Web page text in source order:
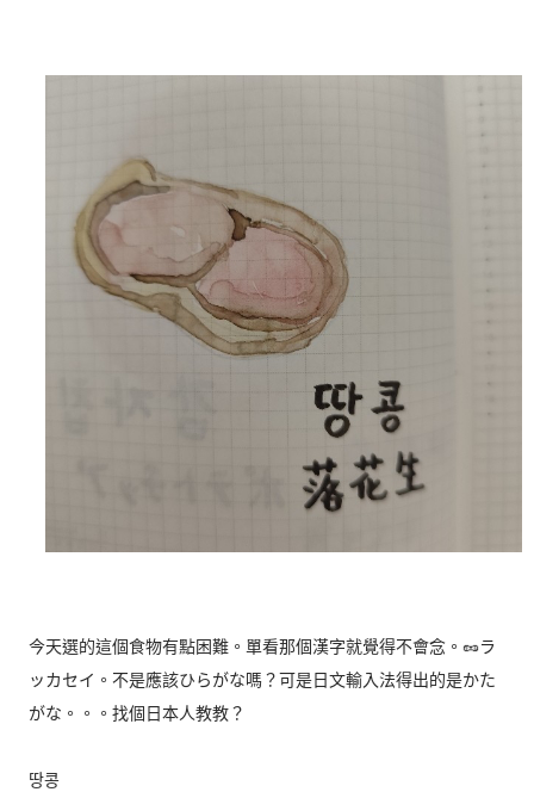
今天選的這個食物有點困難。單看那個漢字就覺得不會念。🥜ラ
ッカセイ。不是應該ひらがな嗎？可是日文輸入法得出的是かた
がな。。。找個日本人教教？
땅콩